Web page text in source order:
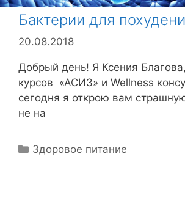
Бактерии для
20.08.2018
Добрый день! Я Ксения
курсов «АСИЗ» и Wellness
сегодня я открою вам
не на
Р
Здоровое питание